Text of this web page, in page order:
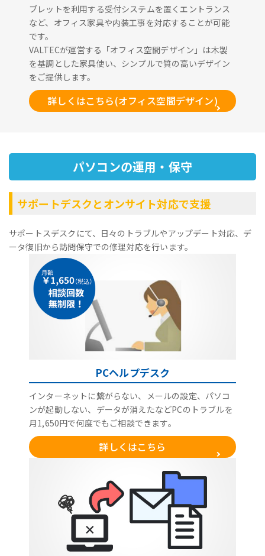
ブレットを利用する受付システムを置くエントランス
など、オフィス家具や内装工事を対応することが可能
です。
VALTECが運営する「オフィス空間デザイン」は木製
を基調とした家具使い、シンプルで質の高いデザイン
をご提供します。
詳しくはこちら(オフィス空間デザイン)
パソコンの運用・保守
サポートデスクとオンサイト対応で支援
サポートスデスクにて、日々のトラブルやアップデート対応、デ
ータ復旧から訪問保守での修理対応を行います。
PCヘルプデスク
インターネットに繋がらない、メールの設定、パソコ
ンが起動しない、データが消えたなどPCのトラブルを
月1,650円で何度でもご相談できます。
詳しくはこちら